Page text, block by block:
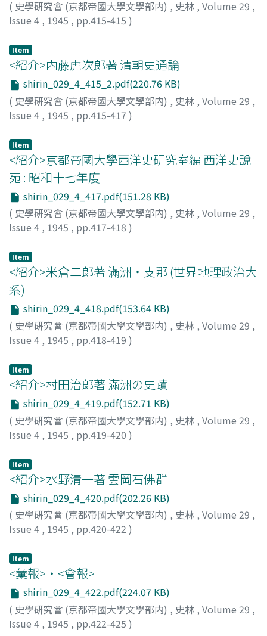
( 史學硏究會 (京都帝國大學文學部内) , 史林 , Volume 29 ,
Issue 4 , 1945 , pp.415-415 )
Item
<紹介>内藤虎次郞著 清朝史通論
shirin_029_4_415_2.pdf(220.76 KB)
( 史學硏究會 (京都帝國大學文學部内) , 史林 , Volume 29 ,
Issue 4 , 1945 , pp.415-417 )
Item
<紹介>京都帝國大學西洋史研究室編 西洋史說
苑 : 昭和十七年度
shirin_029_4_417.pdf(151.28 KB)
( 史學硏究會 (京都帝國大學文學部内) , 史林 , Volume 29 ,
Issue 4 , 1945 , pp.417-418 )
Item
<紹介>米倉二郞著 滿洲・支那 (世界地理政治大
系)
shirin_029_4_418.pdf(153.64 KB)
( 史學硏究會 (京都帝國大學文學部内) , 史林 , Volume 29 ,
Issue 4 , 1945 , pp.418-419 )
Item
<紹介>村田治郞著 滿洲の史蹟
shirin_029_4_419.pdf(152.71 KB)
( 史學硏究會 (京都帝國大學文學部内) , 史林 , Volume 29 ,
Issue 4 , 1945 , pp.419-420 )
Item
<紹介>水野清一著 雲岡石佛群
shirin_029_4_420.pdf(202.26 KB)
( 史學硏究會 (京都帝國大學文學部内) , 史林 , Volume 29 ,
Issue 4 , 1945 , pp.420-422 )
Item
<彙報>・<會報>
shirin_029_4_422.pdf(224.07 KB)
( 史學硏究會 (京都帝國大學文學部内) , 史林 , Volume 29 ,
Issue 4 , 1945 , pp.422-425 )